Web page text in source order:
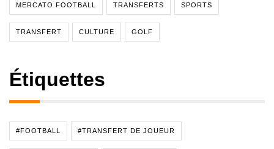
MERCATO FOOTBALL TRANSFERTS SPORTS
TRANSFERT CULTURE GOLF
Étiquettes
#FOOTBALL #TRANSFERT DE JOUEUR